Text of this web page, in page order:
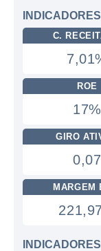
C.
ROE
17%
GIRO
0,07
MARGEM